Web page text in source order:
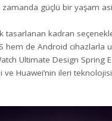
zamanda güçlü bir yaşam
tasarlanan kadran
hem de Android cihazlarla
Ultimate Design Spring
ve Huawei’nin ileri